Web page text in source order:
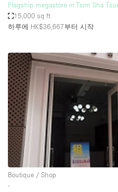
Flagship megastore in Tsim Sha Tsui
15,000 sq ft
하루에 HK$36,667부터 시작
Boutique / Shop
∙